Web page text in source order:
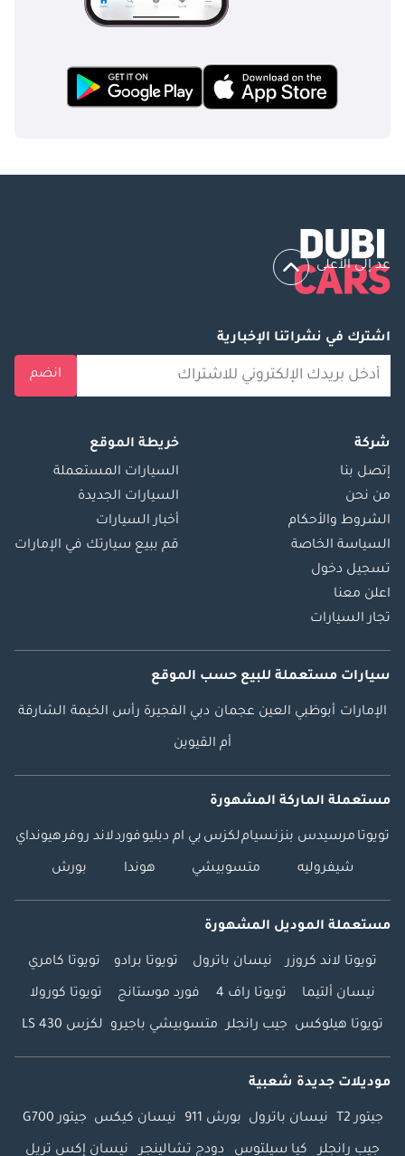
match your needs.
personalized
purchase.
Every car undergoes
a rigorous
inspection for
reliability.
best loan options
assistance.
**STEPS TO BUY A
CAR FROM KAVAK**
1) Request an
appointment
2) Reserve your car
before someone
else buys it!
عد إلى الأعلى
اشترك في نشراتنا الإخبارية
انضم
شركة
إتصل بنا
من نحن
الشروط والأحكام
السياسة الخاصة
تسجيل دخول
اعلن معنا
تجار السيارات
خريطة الموقع
السيارات المستعملة
السيارات الجديدة
أخبار السيارات
قم ببيع سيارتك في الإمارات
سيارات مستعملة للبيع حسب الموقع
الإمارات أبوظبي العين عجمان دبي الفجيرة رأس الخيمة الشارقة
أم القيوين
مستعملة الماركة المشهورة
تويوتا مرسيدس بنزنسياملكزس بي ام دبليوفوردلاند روفرهيونداي
شيفروليه متسوبيشي هوندا بورش
مستعملة الموديل المشهورة
تويوتا لاند كروزر نيسان باترول تويوتا برادو تويوتا كامري
نيسان ألتيما تويوتا راف 4 فورد موستانج تويوتا كورولا
تويوتا هيلوكس جيب رانجلر متسوبيشي باجيرو لكزس LS 430
موديلات جديدة شعبية
جيتور T2 نيسان باترول بورش 911 نيسان كيكس جيتور G700
جيب رانجلر كيا سيلتوس دودج تشالينجر نيسان إكس تريل